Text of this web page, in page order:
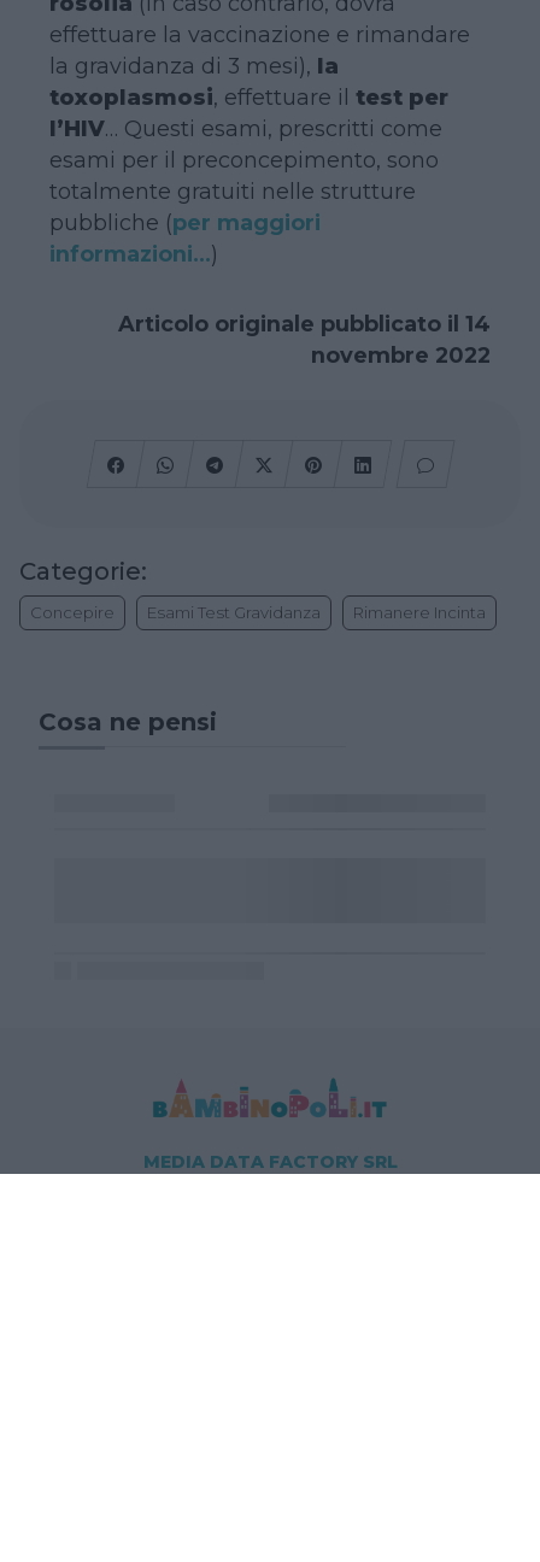
effettuare la vaccinazione e rimandare
la gravidanza di 3 mesi), la
toxoplasmosi, effettuare il test per
l’HIV… Questi esami, prescritti come
esami per il preconcepimento, sono
totalmente gratuiti nelle strutture
pubbliche (per maggiori
informazioni…)
Articolo originale pubblicato il 14
novembre 2022
Categorie:
Concepire Esami Test Gravidanza Rimanere Incinta
Cosa ne pensi
MEDIA DATA FACTORY SRL